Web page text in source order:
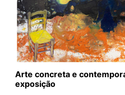
Arte concreta e
exposição